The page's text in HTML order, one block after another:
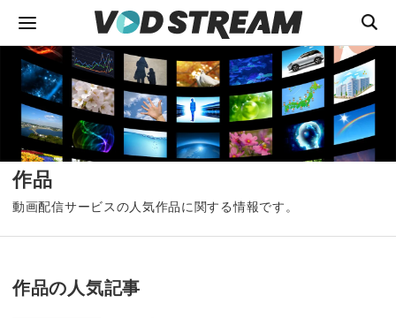
作品
動画配信サービスの人気作品に関する情報です。
作品の人気記事